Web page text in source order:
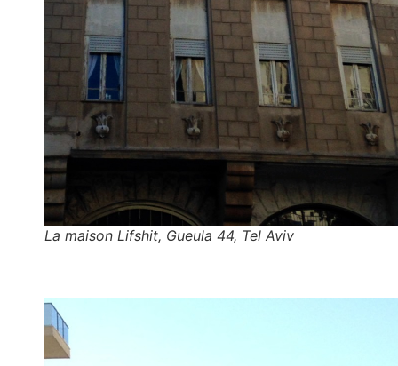
La maison Lifshit, Gueula 44, Tel Aviv